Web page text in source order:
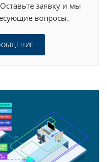
заявку и мы
вопросы.